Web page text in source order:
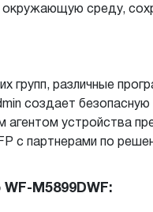
среду,
групп, различные
создает безопасную
устройства
с партнерами по
M5899DWF: